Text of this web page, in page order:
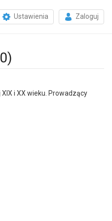
Ustawienia Zaloguj
i XX wieku. Prowadzący